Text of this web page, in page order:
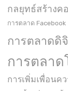
กลยุทธ์สร้างค
การตลาด Facebook
การตลาดดิ
การตลาด
การเพิ่มเพื่อนค